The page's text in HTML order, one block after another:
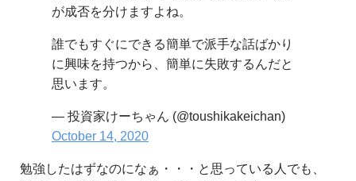
が成否を分けますよね。
誰でもすぐにできる簡単で派手な話ばかり
に興味を持つから、簡単に失敗するんだと
思います。
— 投資家けーちゃん (@toushikakeichan)
October 14, 2020
勉強したはずなのになぁ・・・と思っている人でも、